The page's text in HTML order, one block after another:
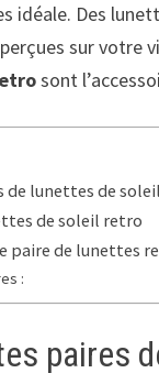
idéale. Des
sur votre
sont
de lunettes de
de soleil retro
paire de lunettes
:
paires